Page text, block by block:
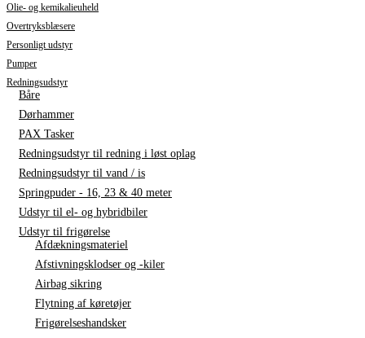
Olie- og kemikalieuheld
Overtryksblæsere
Personligt udstyr
Pumper
Redningsudstyr
Båre
Dørhammer
PAX Tasker
Redningsudstyr til redning i løst oplag
Redningsudstyr til vand / is
Springpuder - 16, 23 & 40 meter
Udstyr til el- og hybridbiler
Udstyr til frigørelse
Afdækningsmateriel
Afstivningsklodser og -kiler
Airbag sikring
Flytning af køretøjer
Frigørelseshandsker